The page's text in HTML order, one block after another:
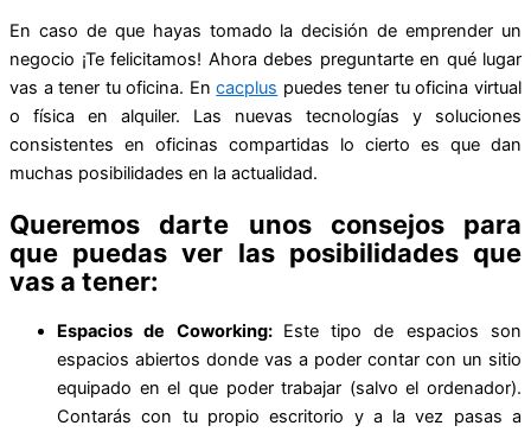
En caso de que hayas tomado la decisión de emprender un
negocio ¡Te felicitamos! Ahora debes preguntarte en qué lugar
vas a tener tu oficina. Encacplus puedes tener tu oficina virtual
o física en alquiler. Las nuevas tecnologías y soluciones
consistentes en oficinas compartidas lo cierto es que dan
muchas posibilidades en la actualidad.
Queremos darte unos consejos para
que puedas ver las posibilidades que
vas a tener:
Espacios de Coworking: Este tipo de espacios son
espacios abiertos donde vas a poder contar con un sitio
equipado en el que poder trabajar (salvo el ordenador).
Contarás con tu propio escritorio y a la vez pasas a